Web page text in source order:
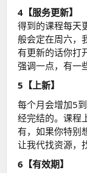
4【服务更新】
得到的课程每天
般会定在周六，
有更新的话你打
强调一点，有一
5【上新】
每个月会增加5
经完结的。课程
有，如果你特别
让我代找资源，
6【有效期】